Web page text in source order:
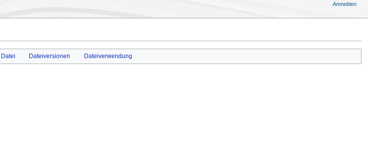
Datei Dateiversionen Dateiverwendung
Anmelden